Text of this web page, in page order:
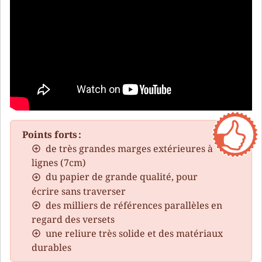
Points forts :
de très grandes marges extérieures à
lignes (7cm)
du papier de grande qualité, pour
écrire sans traverser
des milliers de références parallèles en
regard des versets
une reliure très solide et des matériaux
durables